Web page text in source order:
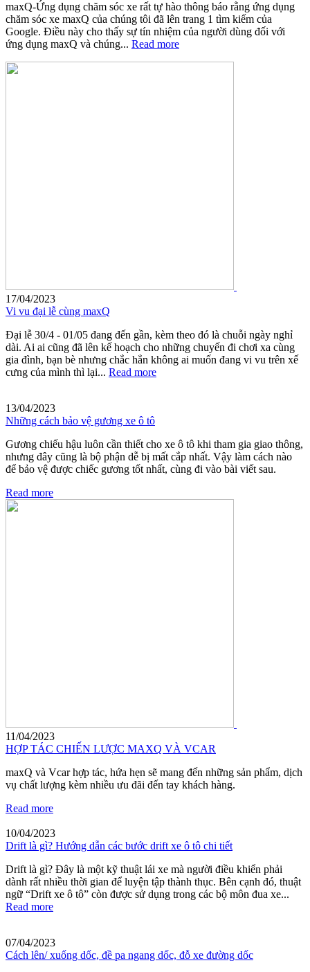
maxQ-Ứng dụng chăm sóc xe rất tự hào thông báo rằng ứng dụng
chăm sóc xe maxQ của chúng tôi đã lên trang 1 tìm kiếm của
Google. Điều này cho thấy sự tín nhiệm của người dùng đối với
ứng dụng maxQ và chúng... Read more
17/04/2023
Vi vu đại lễ cùng maxQ
Đại lễ 30/4 - 01/05 đang đến gần, kèm theo đó là chuỗi ngày nghỉ
dài. Ai ai cũng đã lên kế hoạch cho những chuyến đi chơi xa cùng
gia đình, bạn bè nhưng chắc hẳn không ai muốn đang vi vu trên xế
cưng của mình thì lại... Read more
13/04/2023
Những cách bảo vệ gương xe ô tô
Gương chiếu hậu luôn cần thiết cho xe ô tô khi tham gia giao thông,
nhưng đây cũng là bộ phận dễ bị mất cắp nhất. Vậy làm cách nào
để bảo vệ được chiếc gương tốt nhất, cùng đi vào bài viết sau.
Read more
11/04/2023
HỢP TÁC CHIẾN LƯỢC MAXQ VÀ VCAR
maxQ và Vcar hợp tác, hứa hẹn sẽ mang đến những sản phẩm, dịch
vụ chất lượng kèm nhiều ưu đãi đến tay khách hàng.
Read more
10/04/2023
Drift là gì? Hướng dẫn các bước drift xe ô tô chi tiết
Drift là gì? Đây là một kỹ thuật lái xe mà người điều khiển phải
dành rất nhiều thời gian để luyện tập thành thục. Bên cạnh đó, thuật
ngữ “Drift xe ô tô” còn được sử dụng trong các bộ môn đua xe...
Read more
07/04/2023
Cách lên/ xuống dốc, đề pa ngang dốc, đỗ xe đường dốc